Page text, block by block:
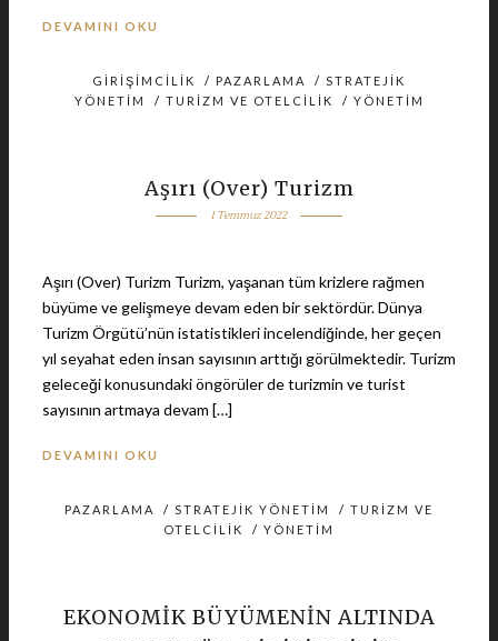
DEVAMINI OKU
GIRIŞIMCILIK / PAZARLAMA / STRATEJIK
YÖNETIM
/ TURIZM VE OTELCILIK / YÖNETIM
Aşırı (Over) Turizm
1 Temmuz 2022
Aşırı (Over) Turizm Turizm, yaşanan tüm krizlere rağmen
büyüme ve gelişmeye devam eden bir sektördür. Dünya
Turizm Örgütü’nün istatistikleri incelendiğinde, her geçen
yıl seyahat eden insan sayısının arttığı görülmektedir. Turizm
geleceği konusundaki öngörüler de turizmin ve turist
sayısının artmaya devam […]
DEVAMINI OKU
PAZARLAMA / STRATEJIK YÖNETIM / TURIZM VE
OTELCILIK
/ YÖNETIM
EKONOMİK BÜYÜMENİN ALTINDA